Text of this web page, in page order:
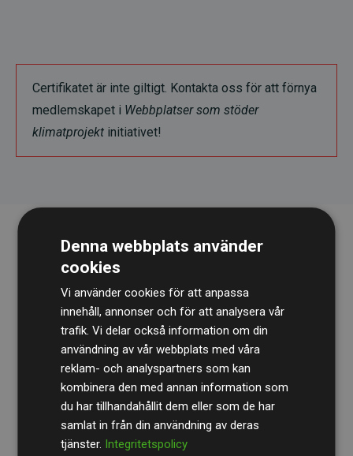
Certifikatet är inte giltigt. Kontakta oss för att förnya
medlemskapet i Webbplatser som stöder
klimatprojekt initiativet!
RevisionsbyrånBDOgranskar kontinuerligt våra
beräkningar och vår metod för att säkerställa
transparens och tillförlitlighet.
Deras granskning visar att våra investeringar i
klimatprojekt i genomsnitt kompenserar för
Denna webbplats använder
cookies
Vi använder cookies för att anpassa
innehåll, annonser och för att analysera vår
trafik. Vi delar också information om din
användning av vår webbplats med våra
reklam- och analyspartners som kan
kombinera den med annan information som
du har tillhandahållit dem eller som de har
samlat in från din användning av deras
tjänster. Integritetspolicy